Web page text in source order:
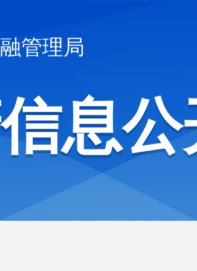
管理局
息公